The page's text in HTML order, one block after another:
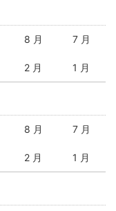
8 月 7 月
2 月 1 月
8 月 7 月
2 月 1 月